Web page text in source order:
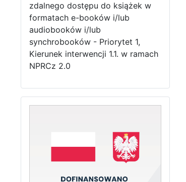
zdalnego dostępu do książek w
formatach e-booków i/lub
audiobooków i/lub
synchrobooków - Priorytet 1,
Kierunek interwencji 1.1. w ramach
NPRCz 2.0